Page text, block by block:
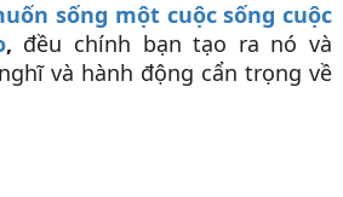
sống một cuộc sống cuộc
, đều chính bạn tạo ra nó và
và hành động cẩn trọng về